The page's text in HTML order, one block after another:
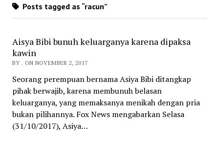
Posts tagged as “racun”
Aisya Bibi bunuh keluarganya karena dipaksa
kawin
BY . ON NOVEMBER 2, 2017
Seorang perempuan bernama Asiya Bibi ditangkap
pihak berwajib, karena membunuh belasan
keluarganya, yang memaksanya menikah dengan pria
bukan pilihannya. Fox News mengabarkan Selasa
(31/10/2017), Asiya…